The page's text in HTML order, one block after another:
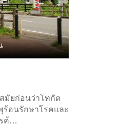
มัยก่อนว่าโทกัต
ร้อนรักษาโรคและ
ค้…